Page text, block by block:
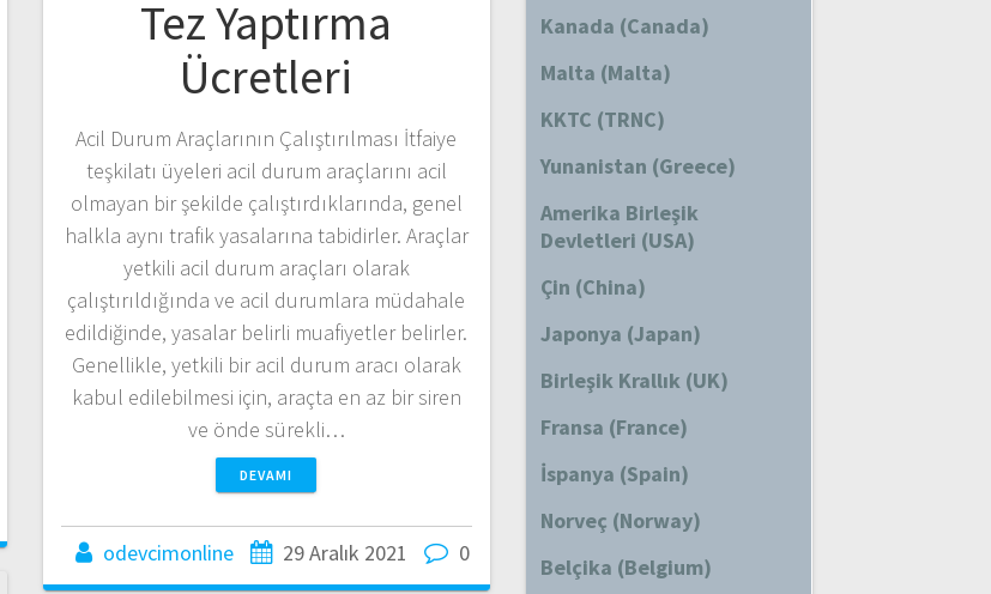
Tez Yaptırma
Ücretleri
Acil Durum Araçlarının Çalıştırılması İtfaiye
teşkilatı üyeleri acil durum araçlarını acil
olmayan bir şekilde çalıştırdıklarında, genel
halkla aynı trafik yasalarına tabidirler. Araçlar
yetkili acil durum araçları olarak
çalıştırıldığında ve acil durumlara müdahale
edildiğinde, yasalar belirli muafiyetler belirler.
Genellikle, yetkili bir acil durum aracı olarak
kabul edilebilmesi için, araçta en az bir siren
ve önde sürekli…
DEVAMI
odevcimonline 29 Aralık 2021 0
Kanada (Canada)
Malta (Malta)
KKTC (TRNC)
Yunanistan (Greece)
Amerika Birleşik
Devletleri (USA)
Çin (China)
Japonya (Japan)
Birleşik Krallık (UK)
Fransa (France)
İspanya (Spain)
Norveç (Norway)
Belçika (Belgium)